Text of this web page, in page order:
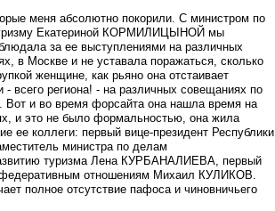
меня абсолютно покорили. С министром по
Екатериной КОРМИЛИЦЫНОЙ мы
за ее выступлениями на различных
в Москве и не уставала поражаться, сколько
женщине, как рьяно она отстаивает
- всего региона! - на различных совещаниях по
Вот и во время форсайта она нашла время на
и это не было формальностью, она жила
ее коллеги: первый вице-президент Республики
министра по делам
туризма Лена КУРБАНАЛИЕВА, первый
федеративным отношениям Михаил КУЛИКОВ.
полное отсутствие пафоса и чиновничьего